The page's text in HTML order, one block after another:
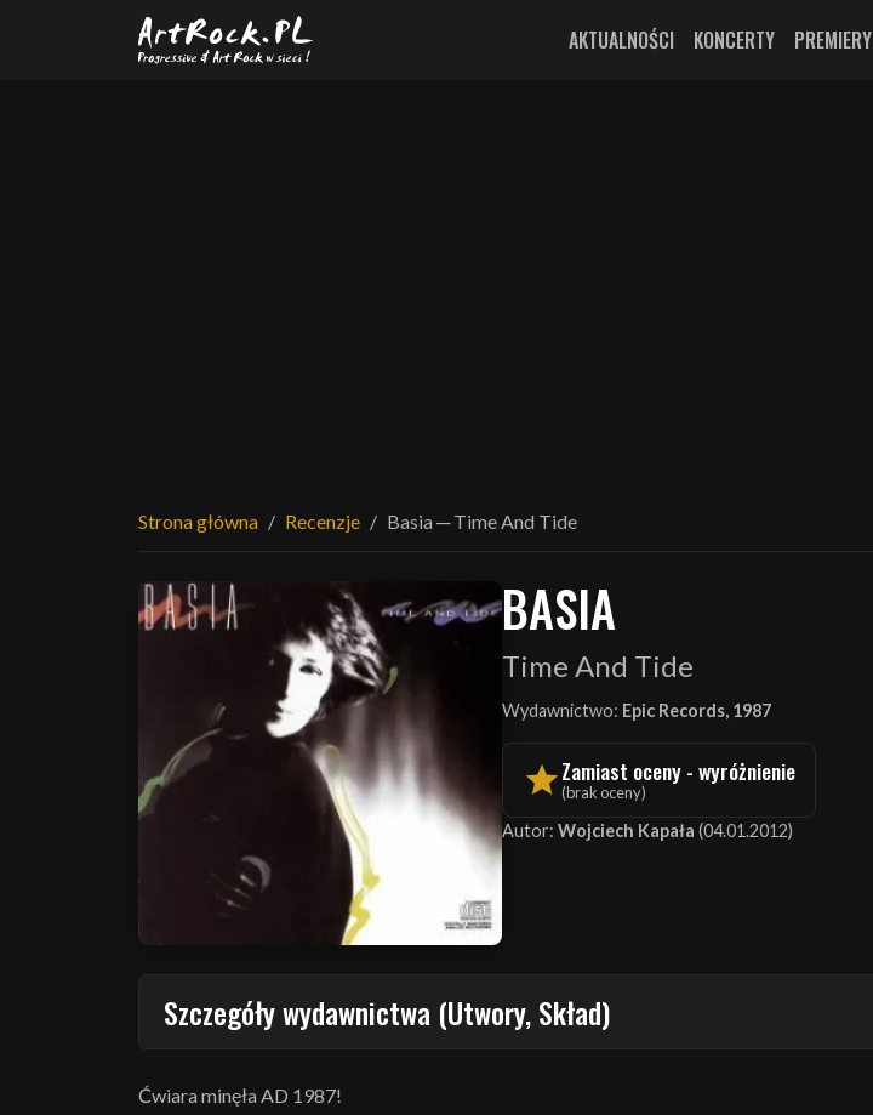
Przejdź do treści głównej
AKTUALNOŚCI KONCERTY PREMIERY
Strona główna Recenzje Basia ─ Time And Tide
BASIA
Time And Tide
Wydawnictwo: Epic Records, 1987
Zamiast oceny - wyróżnienie
(brak oceny)
Autor: Wojciech Kapała (04.01.2012)
Szczegóły wydawnictwa (Utwory, Skład)
Ćwiara minęła AD 1987!